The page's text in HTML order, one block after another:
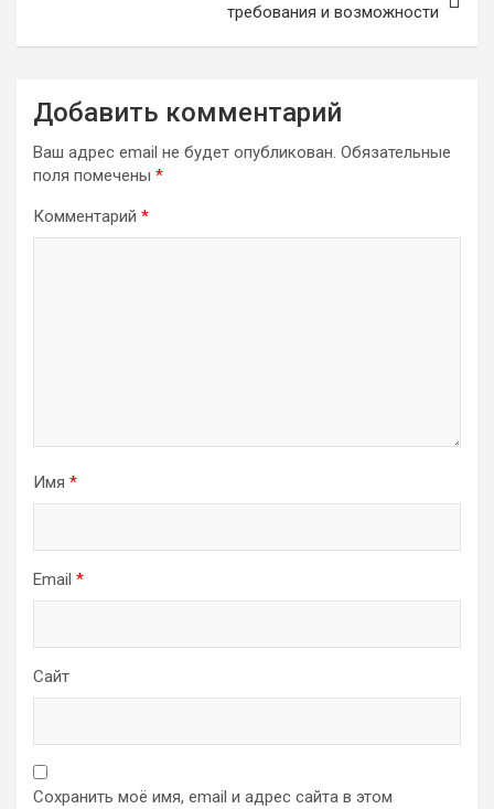
требования и возможности
Добавить комментарий
Ваш адрес email не будет опубликован. Обязательные
поля помечены *
Комментарий *
Имя *
Email *
Сайт
Сохранить моё имя, email и адрес сайта в этом